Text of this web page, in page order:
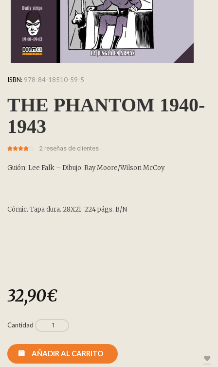
ISBN: 978-84-18510-59-5
THE PHANTOM 1940-
1943
on
customer
2 reseñas de clientes
Guión: Lee Falk – Dibujo: Ray Moore/Wilson McCoy
Cómic. Tapa dura. 28X21. 224 págs. B/N
32,90€
Cantidad
AÑADIR AL CARRITO